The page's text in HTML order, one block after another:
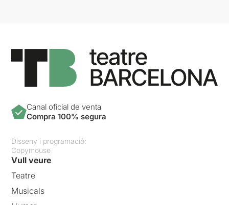
Canal oficial de venta
Compra 100% segura
Disseny i programació:
Copymouse
Vull veure
Teatre
Musicals